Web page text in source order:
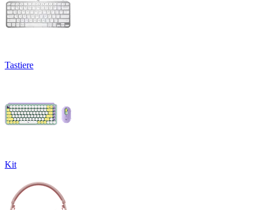
Tastiere
Kit